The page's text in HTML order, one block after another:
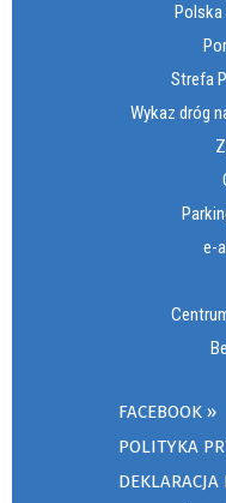
Strefa
Wykaz dróg
e-
FACEBOOK
POLITYKA
DEKLARACJA